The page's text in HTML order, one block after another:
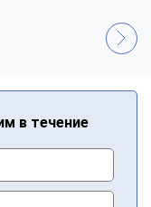
в течение